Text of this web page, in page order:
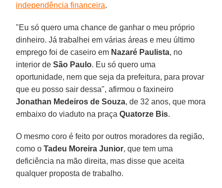
independência financeira.
"Eu só quero uma chance de ganhar o meu próprio
dinheiro. Já trabalhei em várias áreas e meu último
emprego foi de caseiro em Nazaré Paulista, no
interior deSão Paulo. Eu só quero uma
oportunidade, nem que seja da prefeitura, para provar
que eu posso sair dessa", afirmou o faxineiro
Jonathan Medeiros de Souza, de 32 anos, que mora
embaixo do viaduto na praçaQuatorze Bis.
O mesmo coro é feito por outros moradores da região,
como oTadeu Moreira Junior, que tem uma
deficiência na mão direita, mas disse que aceita
qualquer proposta de trabalho.